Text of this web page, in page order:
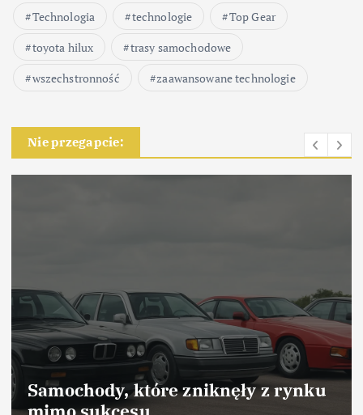
Technologia
technologie
Top Gear
toyota hilux
trasy samochodowe
wszechstronność
zaawansowane technologie
Nie przegapcie:
z rynku
Samochody, które